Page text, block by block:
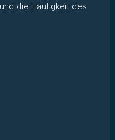
die Häufigkeit des